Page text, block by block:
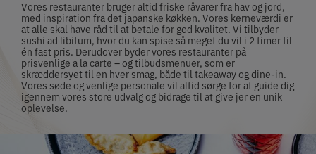
Vores restauranter bruger altid friske råvarer fra hav og jord,
med inspiration fra det japanske køkken. Vores kerneværdi er
at alle skal have råd til at betale for god kvalitet. Vi tilbyder
sushi ad libitum, hvor du kan spise så meget du vil i 2 timer til
én fast pris. Derudover byder vores restauranter på
prisvenlige a la carte – og tilbudsmenuer, som er
skræddersyet til en hver smag, både til takeaway og dine-in.
Vores søde og venlige personale vil altid sørge for at guide dig
igennem vores store udvalg og bidrage til at give jer en unik
oplevelse.